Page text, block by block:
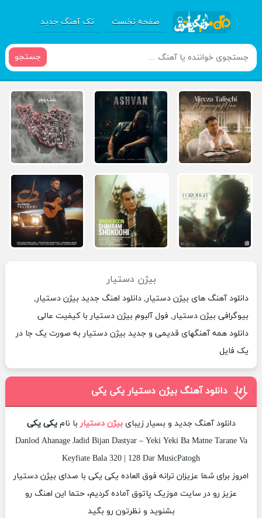
صفحه نخست تک آهنگ جدید
جستجو
بیژن دستیار
دانلود آهنگ های بیژن دستیار, دانلود اهنگ جدید بیژن دستیار,
بیوگرافی بیژن دستیار, فول آلبوم بیژن دستیار با کیفیت عالی
دانلود همه آهنگهای قدیمی و جدید بیژن دستیار به صورت یک جا در
یک فایل
دانلود آهنگ بیژن دستیار یکی یکی
دانلود آهنگ جدید و بسیار زیبایبیژن دستیار با نامیکی یکی
Danlod Ahanage Jadid Bijan Dastyar – Yeki Yeki Ba Matne Tarane Va
Keyfiate Bala 320 | 128 Dar MusicPatogh
امروز برای شما عزیزان ترانه فوق العاده یکی یکی با صدای بیژن دستیار
عزیز رو در سایت موزیک پاتوق آماده کردیم، حتما این اهنگ رو
بشنوید و نظرتون رو بگید